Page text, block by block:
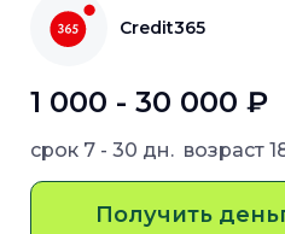
Credit365
1 000 - 30 000 ₽
срок 7 - 30 дн. возраст
Получить